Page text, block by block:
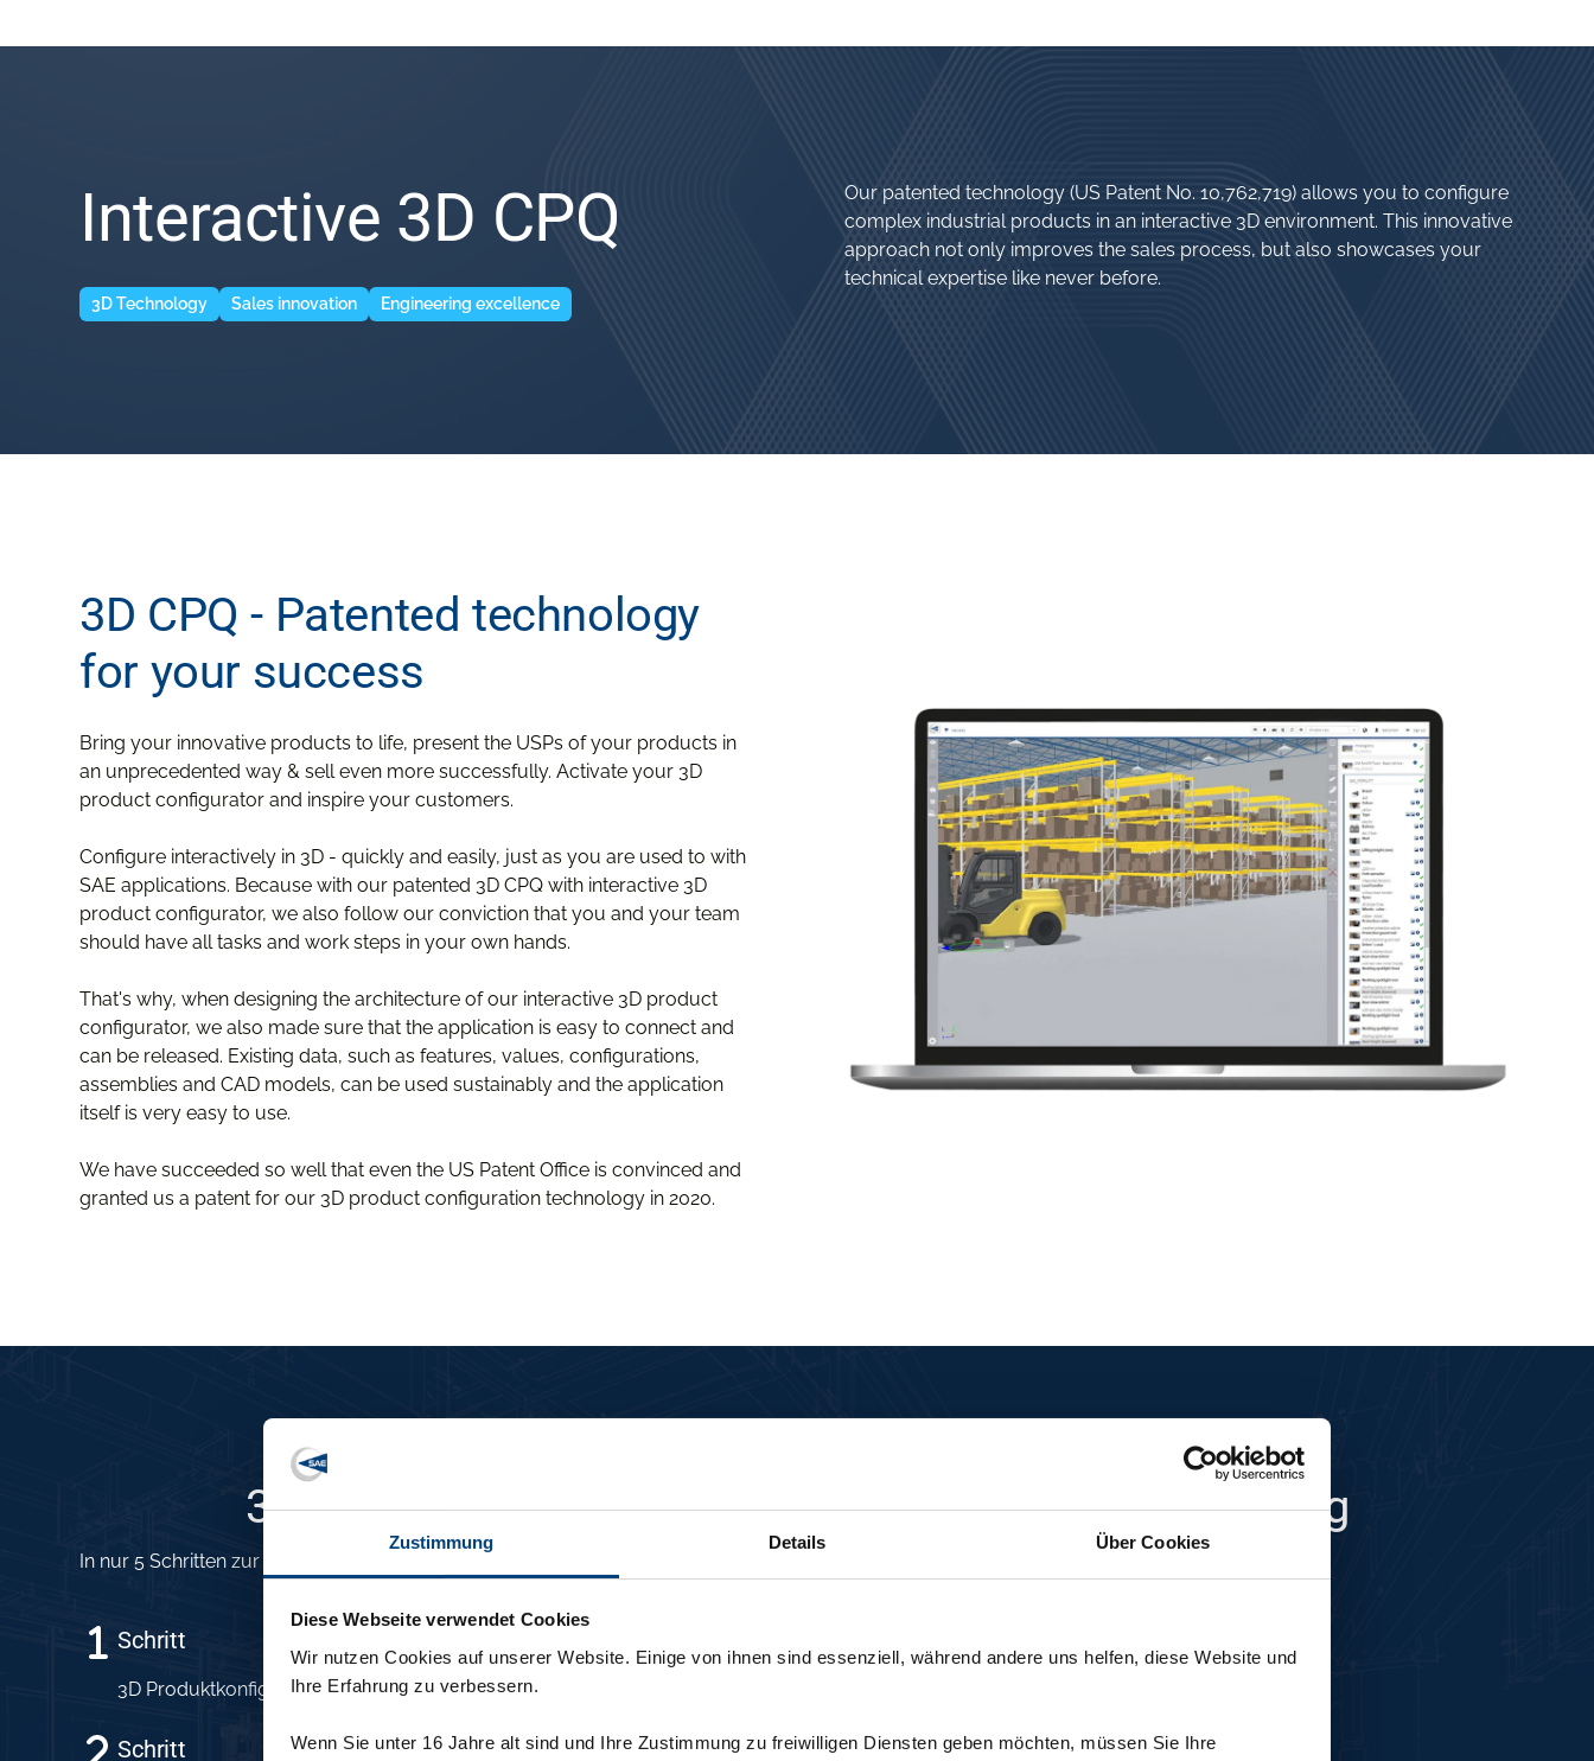
Zustimmung Details Über Cookies
Diese Webseite verwendet Cookies
Wir nutzen Cookies auf unserer Website. Einige von ihnen sind essenziell, während andere uns helfen, diese Website und
Ihre Erfahrung zu verbessern.
Wenn Sie unter 16 Jahre alt sind und Ihre Zustimmung zu freiwilligen Diensten geben möchten, müssen Sie Ihre
Interactive 3D CPQ
3D Technology Sales innovation Engineering excellence
Our patented technology (US Patent No. 10,762,719) allows you to configure
complex industrial products in an interactive 3D environment. This innovative
approach not only improves the sales process, but also showcases your
technical expertise like never before.
3D CPQ - Patented technology
for your success
Bring your innovative products to life, present the USPs of your products in
an unprecedented way & sell even more successfully. Activate your 3D
product configurator and inspire your customers.
Configure interactively in 3D - quickly and easily, just as you are used to with
SAE applications. Because with our patented 3D CPQ with interactive 3D
product configurator, we also follow our conviction that you and your team
should have all tasks and work steps in your own hands.
That's why, when designing the architecture of our interactive 3D product
configurator, we also made sure that the application is easy to connect and
can be released. Existing data, such as features, values, configurations,
assemblies and CAD models, can be used sustainably and the application
itself is very easy to use.
We have succeeded so well that even the US Patent Office is convinced and
granted us a patent for our 3D product configuration technology in 2020.
3D Produktkonfigurator | In nur 5 Schritten zum Erfolg
In nur 5 Schritten zur Konfiguration in 3D – alles was Sie und Ihr Team tun müssen
Schritt
3D Produktkonfigurator aktivieren
Schritt Schritt